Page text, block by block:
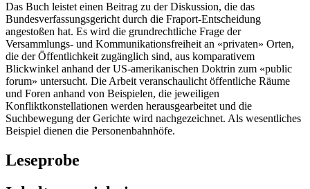
Das Buch leistet einen Beitrag zu der Diskussion, die das
Bundesverfassungsgericht durch die Fraport-Entscheidung
angestoßen hat. Es wird die grundrechtliche Frage der
Versammlungs- und Kommunikationsfreiheit an «privaten» Orten,
die der Öffentlichkeit zugänglich sind, aus komparativem
Blickwinkel anhand der US-amerikanischen Doktrin zum «public
forum» untersucht. Die Arbeit veranschaulicht öffentliche Räume
und Foren anhand von Beispielen, die jeweiligen
Konfliktkonstellationen werden herausgearbeitet und die
Suchbewegung der Gerichte wird nachgezeichnet. Als wesentliches
Beispiel dienen die Personenbahnhöfe.
Leseprobe